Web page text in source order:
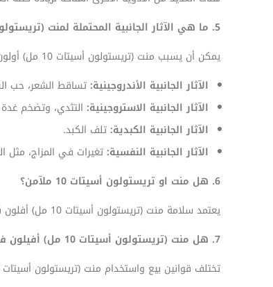
5. ما هي الآثار الجانبية المحتملة لمنت (تريستولون أسيتات 10 مل) ؟
يمكن أن يسبب منت (تريستولون أسيتات 10 مل) أولون فارما العديد من الآثار الجانبية، بما في ذلك:
الآثار الجانبية الأندروجينية: تساقط الشعر، حب
الآثار الجانبية الاستروجينية: التثدي، وتضخم غدة
الآثار الجانبية الكبدية: تلف الكبد.
الآثار الجانبية النفسية: تغيرات في المزاج، مثل
6. هل منت او تريستولون أسيتات 10 ملآمن؟
يعتمد سلامة منت (تريستولون أسيتات 10 مل) أفلون فارما على كيفية استخدامه.
7. هل منت (تريستولون أسيتات 10 مل) أفيلون فارما قانوني؟
تختلف قوانين بيع واستخدام منت (تريستولون أسيتات 10 مل) أفلون فارما من بلد لآخر.